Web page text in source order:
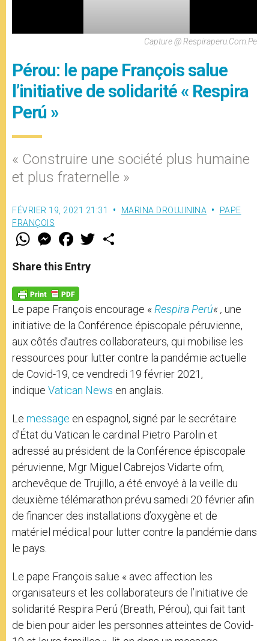
Capture @ Respiraperu.com.pe
Pérou: le pape François salue
l’initiative de solidarité « Respira
Perú »
« Construire une société plus humaine
et plus fraternelle »
FÉVRIER 19, 2021 21:31 MARINA DROUJININA
PAPE
FRANÇOIS
W
t
s
p
p
M
e
s
e
g
e
r
F
a
e
b
o
k
w
Share this Entry
Le pape François encourage « Respira Perú« , une
initiative de la Conférence épiscopale péruvienne,
aux côtés d’autres collaborateurs, qui mobilise les
ressources pour lutter contre la pandémie actuelle
de Covid-19, ce vendredi 19 février 2021,
indique Vatican News en anglais.
Le message en espagnol, signé par le secrétaire
d’État du Vatican le cardinal Pietro Parolin et
adressé au président de la Conférence épiscopale
péruvienne, Mgr Miguel Cabrejos Vidarte ofm,
archevêque de Trujillo, a été envoyé à la veille du
deuxième télémarathon prévu samedi 20 février afin
de financer des installations d’oxygène et de
matériel médical pour lutter contre la pandémie dans
le pays.
Le pape François salue « avec affection les
organisateurs et les collaborateurs de l’initiative de
solidarité Respira Perú (Breath, Pérou), qui fait tant
de bien pour aider les personnes atteintes de Covid-